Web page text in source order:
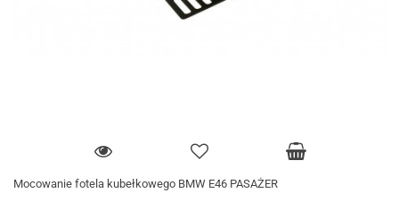
Mocowanie fotela kubełkowego BMW E46 PASAŻER